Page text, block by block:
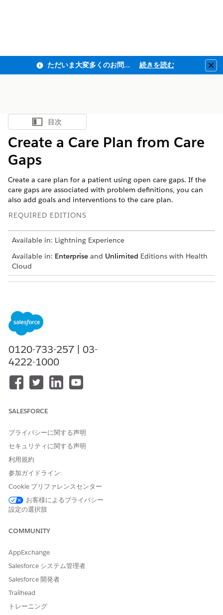
ただいま大変多くのお問い合わせをいただいており、ご連絡までにお時間を頂戴しております 続きを読む
目次を表示
目次
Create a Care Plan from Care
Gaps
Create a care plan for a patient using open care gaps. If the
care gaps are associated with problem definitions, you can
also add goals and interventions to the care plan.
REQUIRED EDITIONS
Available in: Lightning Experience
Available in: Enterprise and Unlimited Editions with Health
Cloud
To use care gaps to create a
Navigate to the care plan user interface in the patient
record page and click
Select
Care Gapsas the care plan creation method.
ClickNext
Optionally, select the start date and end date.
Specify the case number and the clinical service request
name that you want to map to the care plan.
with hierarchy, expand that care gap.
Select the goals and interventions you want to add to the
care plan.
ClickSave
the care plan interface. When you expand the care plan, you
0120-733-257 | 03-
4222-1000
SALESFORCE
プライバシーに関する声明
セキュリティに関する声明
利用規約
参加ガイドライン:
Cookie プリファレンスセンター
お客様によるプライバシー
設定の選択肢
COMMUNITY
AppExchange
Salesforce システム管理者
Salesforce 開発者
Trailhead
トレーニング